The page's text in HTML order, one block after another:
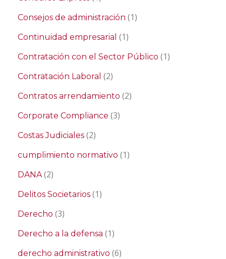
Consejos de administración (1)
Continuidad empresarial (1)
Contratación con el Sector Público (1)
Contratación Laboral (2)
Contratos arrendamiento (2)
Corporate Compliance (3)
Costas Judiciales (2)
cumplimiento normativo (1)
DANA(2)
Delitos Societarios (1)
Derecho (3)
Derecho a la defensa (1)
derecho administrativo (6)